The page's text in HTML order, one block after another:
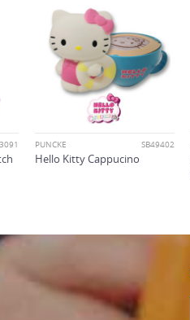
je 6 - 1 :
PUNČKE SB49402
Hello Kitty Cappucino